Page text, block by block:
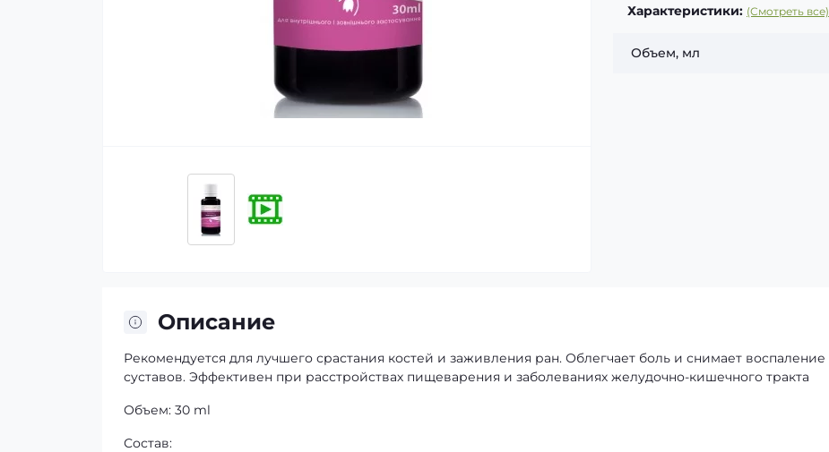
Характеристики: (Смотреть все)
Объем, мл
Описание
Рекомендуется для лучшего срастания костей и заживления ран. Облегчает боль и снимает воспаление
суставов. Эффективен при расстройствах пищеварения и заболеваниях желудочно-кишечного тракта
Объем: 30 ml
Состав: